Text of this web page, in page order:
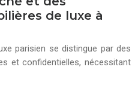
de luxe à
parisien se distingue par des
et confidentielles, nécessitant